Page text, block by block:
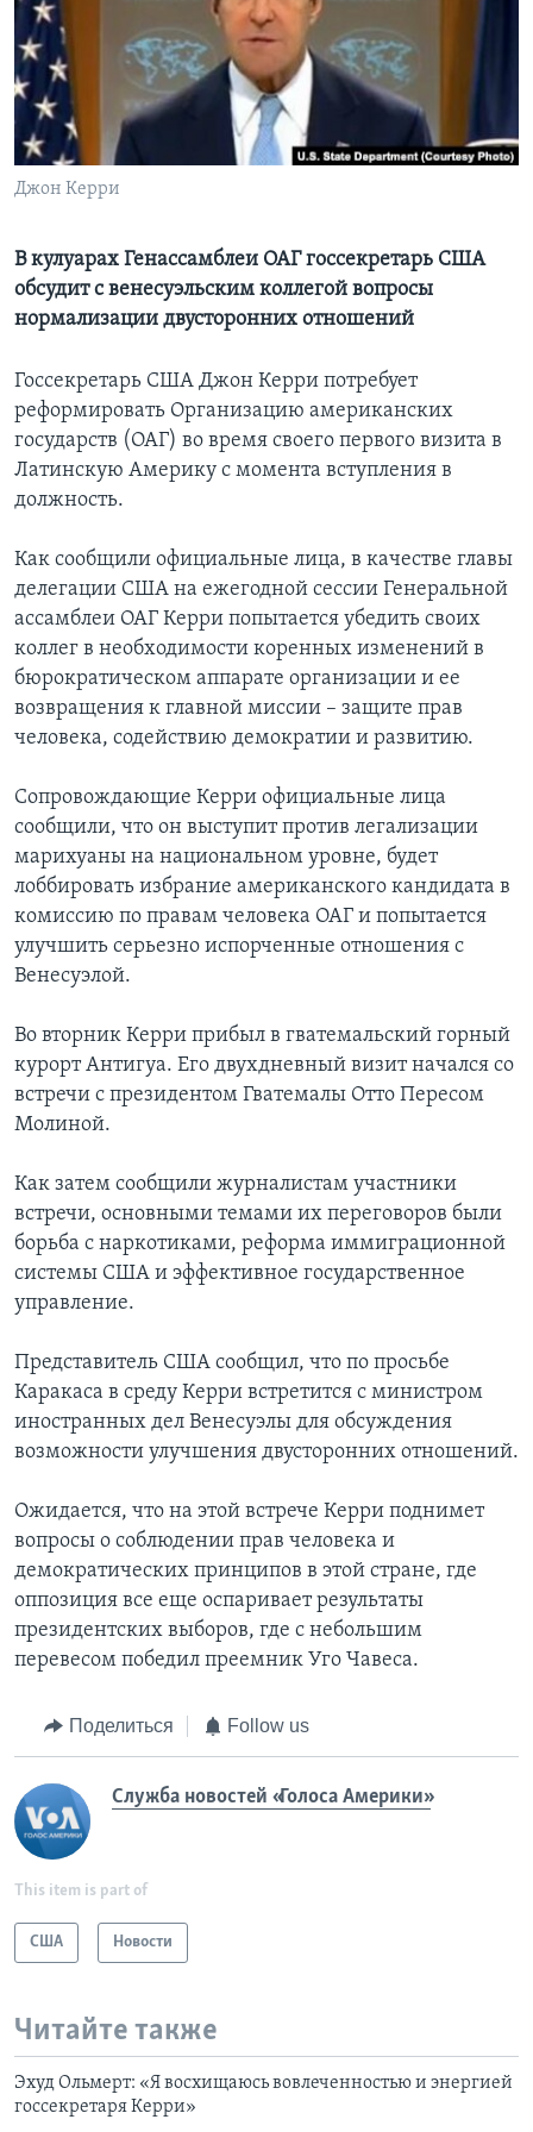
Learning English
СОЦИАЛЬНЫЕ СЕТИ
Джон Керри
В кулуарах Генассамблеи ОАГ госсекретарь США
обсудит с венесуэльским коллегой вопросы
нормализации двусторонних отношений
Госсекретарь США Джон Керри потребует
реформировать Организацию американских
государств (ОАГ) во время своего первого визита в
Латинскую Америку с момента вступления в
должность.
Как сообщили официальные лица, в качестве главы
делегации США на ежегодной сессии Генеральной
ассамблеи ОАГ Керри попытается убедить своих
коллег в необходимости коренных изменений в
бюрократическом аппарате организации и ее
возвращения к главной миссии – защите прав
человека, содействию демократии и развитию.
Сопровождающие Керри официальные лица
сообщили, что он выступит против легализации
марихуаны на национальном уровне, будет
лоббировать избрание американского кандидата в
комиссию по правам человека ОАГ и попытается
улучшить серьезно испорченные отношения с
Венесуэлой.
Во вторник Керри прибыл в гватемальский горный
курорт Антигуа. Его двухдневный визит начался со
встречи с президентом Гватемалы Отто Пересом
Молиной.
Как затем сообщили журналистам участники
встречи, основными темами их переговоров были
борьба с наркотиками, реформа иммиграционной
системы США и эффективное государственное
управление.
Представитель США сообщил, что по просьбе
Каракаса в среду Керри встретится с министром
иностранных дел Венесуэлы для обсуждения
возможности улучшения двусторонних отношений.
Ожидается, что на этой встрече Керри поднимет
вопросы о соблюдении прав человека и
демократических принципов в этой стране, где
оппозиция все еще оспаривает результаты
президентских выборов, где с небольшим
перевесом победил преемник Уго Чавеса.
Поделиться Follow us
Служба новостей «Голоса Америки»
This item is part of
США Новости
Читайте также
Эхуд Ольмерт: «Я восхищаюсь вовлеченностью и энергией
госсекретаря Керри»